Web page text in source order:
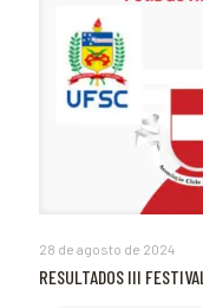
28 de agosto de 2024
RESULTADOS III